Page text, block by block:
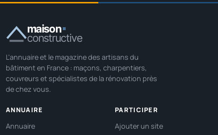
maison
constructive
L'annuaire et le magazine des artisans du
bâtiment en France : maçons, charpentiers,
couvreurs et spécialistes de la rénovation près
de chez vous.
ANNUAIRE
Annuaire
PARTICIPER
Ajouter un site